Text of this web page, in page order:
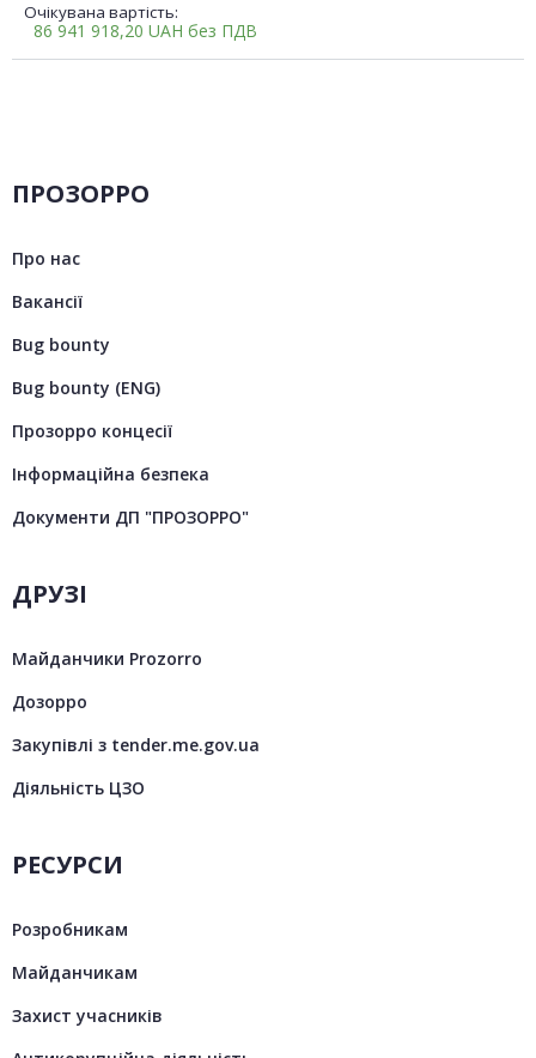
Очікувана вартість:
86 941 918,20 UAH без ПДВ
ПРОЗОРРО
Про нас
Вакансії
Bug bounty
Bug bounty (ENG)
Прозорро концесії
Інформаційна безпека
Документи ДП "ПРОЗОРРО"
ДРУЗІ
Майданчики Prozorro
Дозорро
Закупівлі з tender.me.gov.ua
Діяльність ЦЗО
РЕСУРСИ
Розробникам
Майданчикам
Захист учасників